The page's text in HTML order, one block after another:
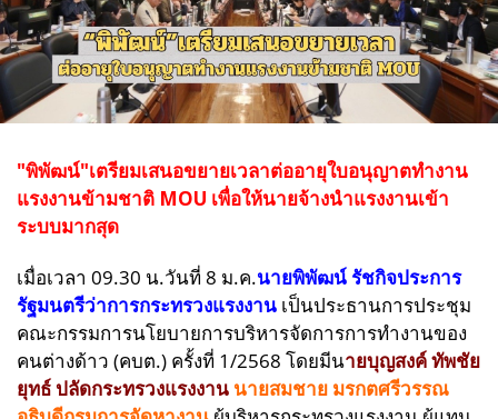
"พิพัฒน์"เตรียมเสนอขยายเวลาต่ออายุใบอนุญาตทำงาน
แรงงานข้ามชาติ MOU เพื่อให้นายจ้างนำแรงงานเข้า
ระบบมากสุด
เมื่อเวลา 09.30 น.วันที่ 8 ม.ค.นายพิพัฒน์ รัชกิจประการ
รัฐมนตรีว่าการกระทรวงแรงงาน เป็นประธานการประชุม
คณะกรรมการนโยบายการบริหารจัดการการทำงานของ
คนต่างด้าว (คบต.) ครั้งที่ 1/2568 โดยมีนายบุญสงค์ ทัพชัย
ยุทธ์ ปลัดกระทรวงแรงงาน นายสมชาย มรกตศรีวรรณ